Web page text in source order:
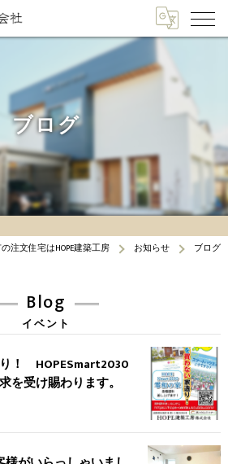
ブログ
注文住宅はHOPE建築工房 お知らせ ブログ
Blog
イベント
！ HOPESmart2030
受け賜わります。